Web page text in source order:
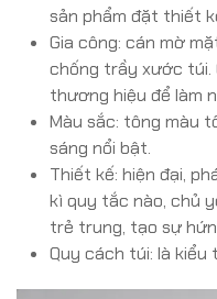
sản phẩm đặt thiết
Gia công: cán mờ
chống trầy xước túi.
thương hiệu để làm
Màu sắc: tông màu
sáng nổi bật.
Thiết kế: hiện đại,
kì quy tắc nào, chủ
trẻ trung, tạo sự
Quy cách túi: là kiểu